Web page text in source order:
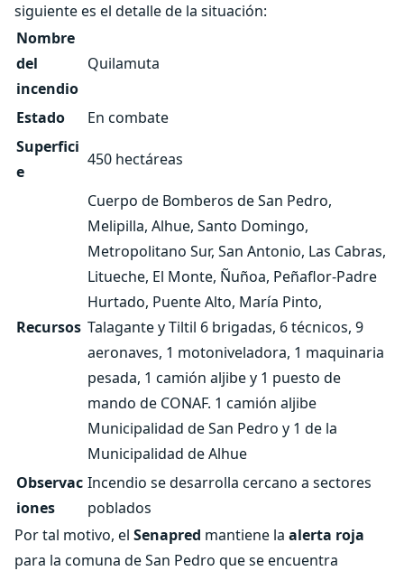
siguiente es el detalle de la situación:
Nombre
del
incendio
Quilamuta
Estado
En combate
Superfici
e
450 hectáreas
Recursos
Cuerpo de Bomberos de San Pedro,
Melipilla, Alhue, Santo Domingo,
Metropolitano Sur, San Antonio, Las Cabras,
Litueche, El Monte, Ñuñoa, Peñaflor-Padre
Hurtado, Puente Alto, María Pinto,
Talagante y Tiltil 6 brigadas, 6 técnicos, 9
aeronaves, 1 motoniveladora, 1 maquinaria
pesada, 1 camión aljibe y 1 puesto de
mando de CONAF. 1 camión aljibe
Municipalidad de San Pedro y 1 de la
Municipalidad de Alhue
Observac
iones
Incendio se desarrolla cercano a sectores
poblados
Por tal motivo, el Senapred mantiene la alerta roja
para la comuna de San Pedro que se encuentra